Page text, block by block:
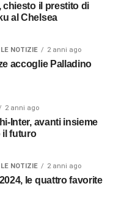
chiesto il prestito di
al Chelsea
NOTIZIE 2 anni ago
accoglie Palladino
2 anni ago
Inter, avanti insieme
il futuro
NOTIZIE 2 anni ago
le quattro favorite